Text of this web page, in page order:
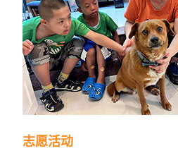
志愿活动